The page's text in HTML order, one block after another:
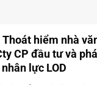
hiểm nhà
CP đầu tư và
lực LOD